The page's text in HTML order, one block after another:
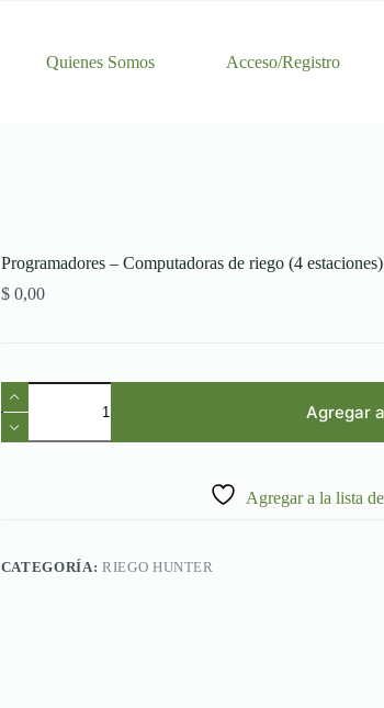
Quienes Somos Acceso/Registro
Programadores – Computadoras de riego (4 estaciones)
$0,00
Programadores
-
Computadoras
de
Agregar
Agregar a la lista
CATEGORÍA: RIEGO HUNTER